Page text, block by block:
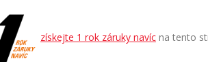
získejte 1 rok záruky navíc na tento